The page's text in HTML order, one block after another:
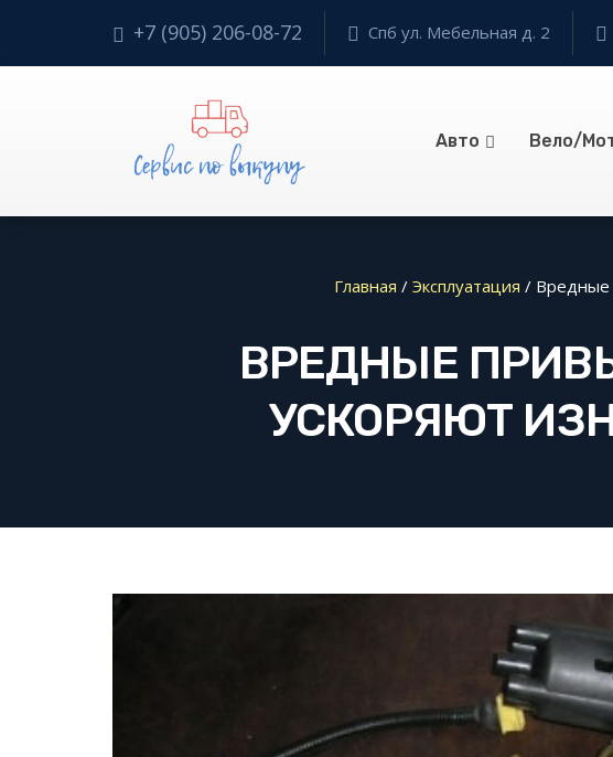
+7 (905) 206-08-72 Спб ул. Мебельная д. 2
Авто Вело/
Главная / Эксплуатация / Вредные
ВРЕДНЫЕ
УСКОРЯЮТ